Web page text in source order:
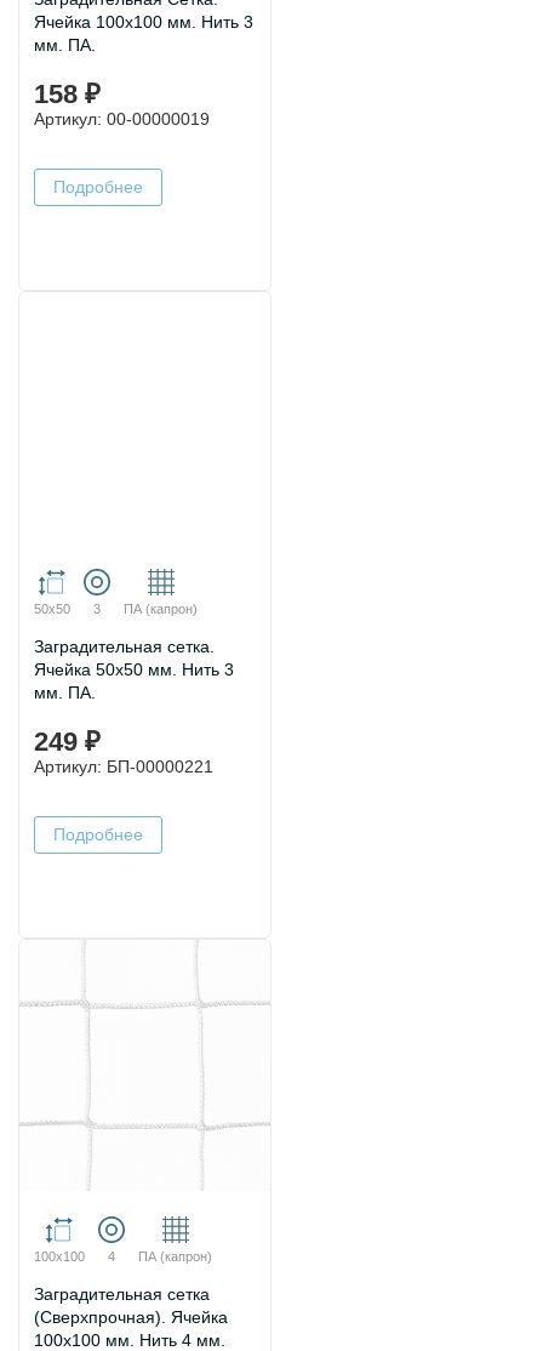
Ячейка 100х100 мм. Нить 3
мм. ПА.
158 ₽
Артикул: 00-00000019
Подробнее
50х50 3 ПА (капрон)
Заградительная сетка.
Ячейка 50х50 мм. Нить 3
мм. ПА.
249 ₽
Артикул: БП-00000221
Подробнее
100х100 4 ПА (капрон)
Заградительная сетка
(Сверхпрочная). Ячейка
100х100 мм. Нить 4 мм.